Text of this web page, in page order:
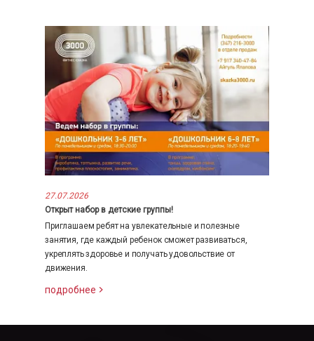
27.07.2026
Открыт набор в детские группы!
Приглашаем ребят на увлекательные и полезные
занятия, где каждый ребенок сможет развиваться,
укреплять здоровье и получать удовольствие от
движения.
подробнее